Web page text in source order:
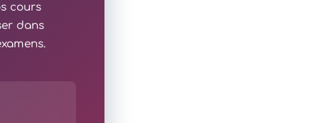
cours
dans